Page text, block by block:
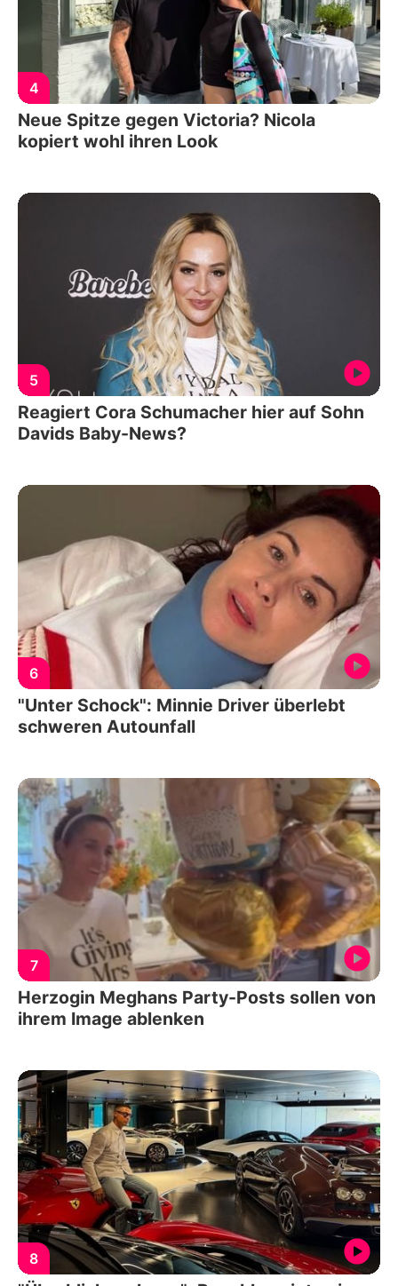
4
Neue Spitze gegen Victoria? Nicola
kopiert wohl ihren Look
5
Reagiert Cora Schumacher hier auf Sohn
Davids Baby-News?
6
"Unter Schock": Minnie Driver überlebt
schweren Autounfall
7
Herzogin Meghans Party-Posts sollen von
ihrem Image ablenken
8